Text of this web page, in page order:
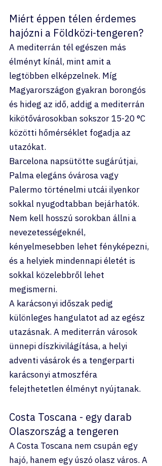
Miért éppen télen érdemes
hajózni a Földközi-tengeren?
A mediterrán tél egészen más
élményt kínál, mint amit a
legtöbben elképzelnek. Míg
Magyarországon gyakran borongós
és hideg az idő, addig a mediterrán
kikötővárosokban sokszor 15-20 °C
közötti hőmérséklet fogadja az
utazókat.
Barcelona napsütötte sugárútjai,
Palma elegáns óvárosa vagy
Palermo történelmi utcái ilyenkor
sokkal nyugodtabban bejárhatók.
Nem kell hosszú sorokban állni a
nevezetességeknél,
kényelmesebben lehet fényképezni,
és a helyiek mindennapi életét is
sokkal közelebbről lehet
megismerni.
A karácsonyi időszak pedig
különleges hangulatot ad az egész
utazásnak. A mediterrán városok
ünnepi díszkivilágítása, a helyi
adventi vásárok és a tengerparti
karácsonyi atmoszféra
felejthetetlen élményt nyújtanak.
Costa Toscana - egy darab
Olaszország a tengeren
A Costa Toscana nem csupán egy
hajó, hanem egy úszó olasz város. A